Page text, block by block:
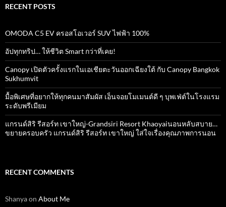
RECENT POSTS
OMODA C5 EV ครอสโอเวอร์ SUV ไฟฟ้า 100%
อัปทุกทริป… ให้ชีวิต Smart กว่าที่เคย!
Canopy เปิดตัวครั้งแรกในเอเชียตะวันออกเฉียงใต้ กับ Canopy Bangkok
Sukhumvit
มื้อพิเศษที่อยากให้ทุกคนมาสัมผัส เอ็นจอยโมเมนต์ดี ๆ บุพเฟ่ต์ในโรงแรม
ระดับพรีเมียม
แกรนด์สิริ​ รีสอร์ท​ เขาใหญ่​-Grandsiri​ Resort​ Khaoyaiนอนหลับสบาย…
ขยายครอบครัว แกรนด์สิริ รีสอร์ท เขาใหญ่ ใส่ใจเรื่องคุณภาพการนอน
RECENT COMMENTS
Shanyaon About Me